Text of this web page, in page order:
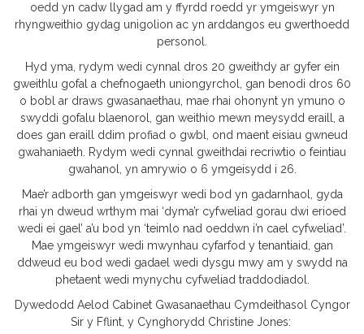
oedd yn cadw llygad am y ffyrdd roedd yr ymgeiswyr yn
rhyngweithio gydag unigolion ac yn arddangos eu gwerthoedd
personol.
Hyd yma, rydym wedi cynnal dros 20 gweithdy ar gyfer ein
gweithlu gofal a chefnogaeth uniongyrchol, gan benodi dros 60
o bobl ar draws gwasanaethau, mae rhai ohonynt yn ymuno o
swyddi gofalu blaenorol, gan weithio mewn meysydd eraill, a
does gan eraill ddim profiad o gwbl, ond maent eisiau gwneud
gwahaniaeth. Rydym wedi cynnal gweithdai recriwtio o feintiau
gwahanol, yn amrywio o 6 ymgeisydd i 26.
Mae’r adborth gan ymgeiswyr wedi bod yn gadarnhaol, gyda
rhai yn dweud wrthym mai ‘dyma’r cyfweliad gorau dwi erioed
wedi ei gael’ a’u bod yn ‘teimlo nad oeddwn i’n cael cyfweliad’.
Mae ymgeiswyr wedi mwynhau cyfarfod y tenantiaid, gan
ddweud eu bod wedi gadael wedi dysgu mwy am y swydd na
phetaent wedi mynychu cyfweliad traddodiadol.
Dywedodd Aelod Cabinet Gwasanaethau Cymdeithasol Cyngor
Sir y Fflint, y Cynghorydd Christine Jones: